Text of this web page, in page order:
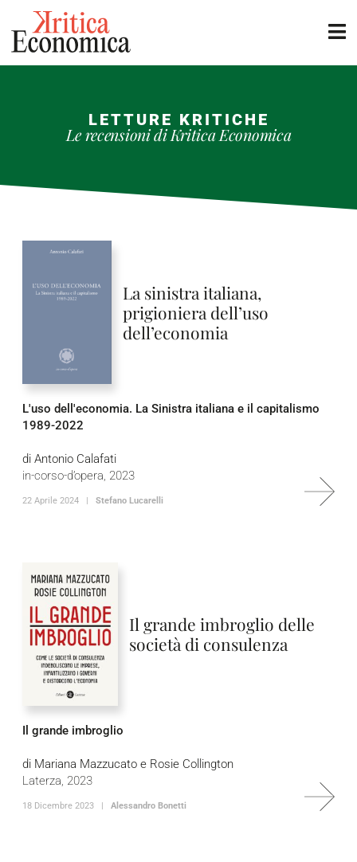
LETTURE KRITICHE
Le recensioni di Kritica Economica
La sinistra italiana,
prigioniera dell’uso
dell’economia
L'uso dell'economia. La Sinistra italiana e il capitalismo
1989-2022
di Antonio Calafati
in-corso-d’opera, 2023
22 Aprile 2024 | Stefano Lucarelli
Il grande imbroglio delle
società di consulenza
Il grande imbroglio
di Mariana Mazzucato e Rosie Collington
Laterza, 2023
18 Dicembre 2023 | Alessandro Bonetti